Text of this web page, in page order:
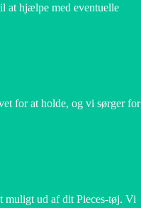
at hjælpe med eventuelle
for at holde, og vi sørger for
muligt ud af dit Pieces-tøj. Vi